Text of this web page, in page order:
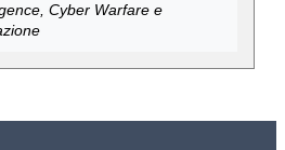
Cyber Warfare e